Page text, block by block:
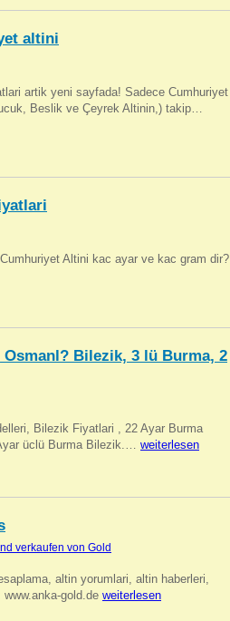
altini
artik yeni sayfada! Sadece Cumhuriyet
Beslik ve Çeyrek Altinin,) takip…
Altini kac ayar ve kac gram dir?
Bilezik, 3 lü Burma, 2
Bilezik Fiyatlari , 22 Ayar Burma
üclü Burma Bilezik.… weiterlesen
verkaufen von Gold
altin yorumlari, altin haberleri,
gold.de weiterlesen